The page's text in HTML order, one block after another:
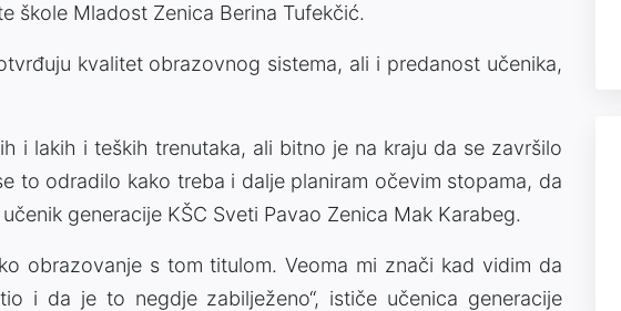
škole Mladost Zenica Berina Tufekčić.
kvalitet obrazovnog sistema, ali i predanost učenika,
i lakih i teških trenutaka, ali bitno je na kraju da se završilo
to odradilo kako treba i dalje planiram očevim stopama, da
generacije KŠC Sveti Pavao Zenica Mak Karabeg.
obrazovanje s tom titulom. Veoma mi znači kad vidim da
i da je to negdje zabilježeno“, ističe učenica generacije